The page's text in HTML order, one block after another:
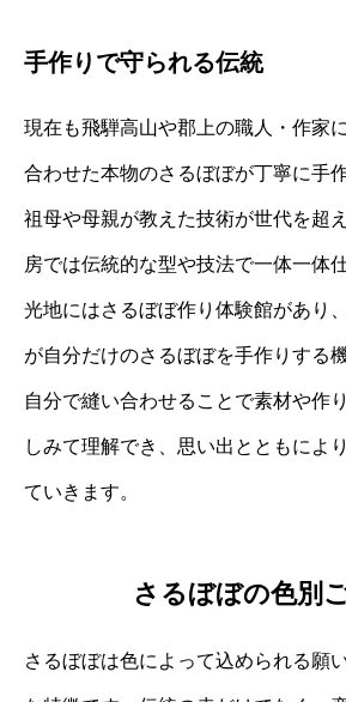
手作りで守られる伝統
現在も飛騨高山や郡上の職人・作家
合わせた本物のさるぼぼが丁寧に手
祖母や母親が教えた技術が世代を超
房では伝統的な型や技法で一体一体
光地にはさるぼぼ作り体験館があり
が自分だけのさるぼぼを手作りする
自分で縫い合わせることで素材や作
しみて理解でき、思い出とともによ
ていきます。
さるぼぼの色別
さるぼぼは色によって込められる願